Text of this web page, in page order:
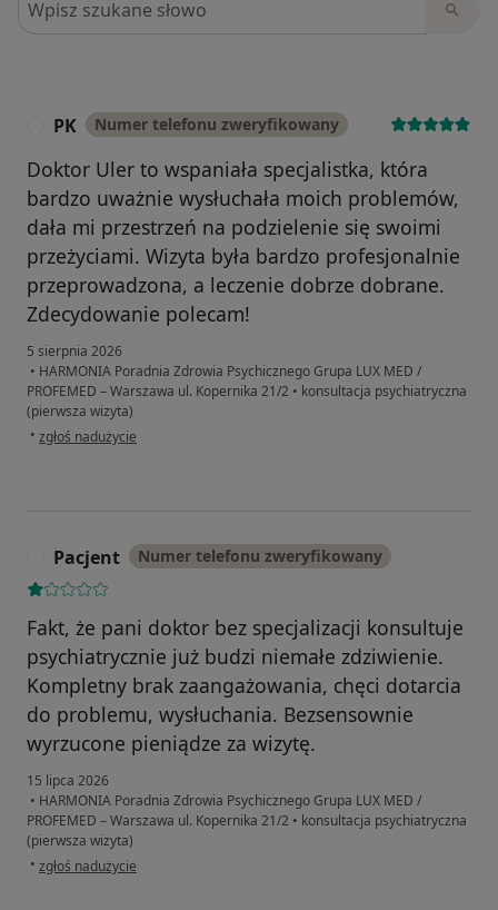
PK Numer telefonu zweryfikowany
Doktor Uler to wspaniała specjalistka, która
bardzo uważnie wysłuchała moich problemów,
dała mi przestrzeń na podzielenie się swoimi
przeżyciami. Wizyta była bardzo profesjonalnie
przeprowadzona, a leczenie dobrze dobrane.
Zdecydowanie polecam!
5 sierpnia 2026
• HARMONIA Poradnia Zdrowia Psychicznego Grupa LUX MED /
PROFEMED – Warszawa ul. Kopernika 21/2 • konsultacja psychiatryczna
(pierwsza wizyta)
• w opinii użytkownika PK
zgłoś nadużycie
Pacjent Numer telefonu zweryfikowany
Fakt, że pani doktor bez specjalizacji konsultuje
psychiatrycznie już budzi niemałe zdziwienie.
Kompletny brak zaangażowania, chęci dotarcia
do problemu, wysłuchania. Bezsensownie
wyrzucone pieniądze za wizytę.
15 lipca 2026
• HARMONIA Poradnia Zdrowia Psychicznego Grupa LUX MED /
PROFEMED – Warszawa ul. Kopernika 21/2 • konsultacja psychiatryczna
(pierwsza wizyta)
• w opinii użytkownika Pacjent
zgłoś nadużycie